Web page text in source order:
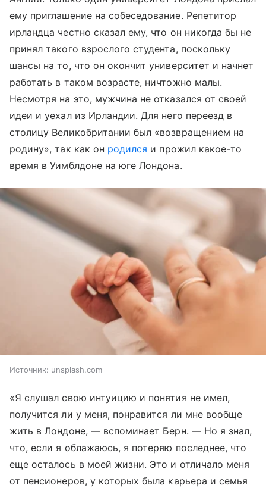
ему приглашение на собеседование. Репетитор
ирландца честно сказал ему, что он никогда бы не
принял такого взрослого студента, поскольку
шансы на то, что он окончит университет и начнет
работать в таком возрасте, ничтожно малы.
Несмотря на это, мужчина не отказался от своей
идеи и уехал из Ирландии. Для него переезд в
столицу Великобритании был «возвращением на
родину», так как он родился и прожил какое-то
время в Уимблдоне на юге Лондона.
Источник: unsplash.com
«Я слушал свою интуицию и понятия не имел,
получится ли у меня, понравится ли мне вообще
жить в Лондоне, — вспоминает Берн. — Но я знал,
что, если я облажаюсь, я потеряю последнее, что
еще осталось в моей жизни. Это и отличало меня
от пенсионеров, у которых была карьера и семья